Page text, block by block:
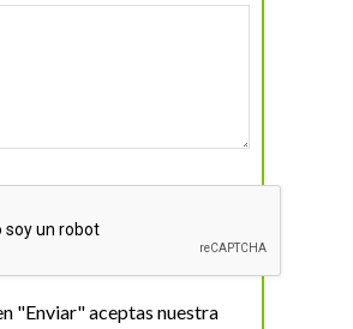
"Enviar" aceptas nuestra